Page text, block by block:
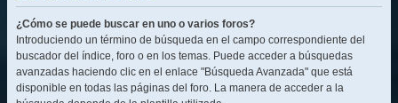
¿Cómo se puede buscar en uno o varios foros?
Introduciendo un término de búsqueda en el campo correspondiente del
buscador del índice, foro o en los temas. Puede acceder a búsquedas
avanzadas haciendo clic en el enlace "Búsqueda Avanzada" que está
disponible en todas las páginas del foro. La manera de acceder a la